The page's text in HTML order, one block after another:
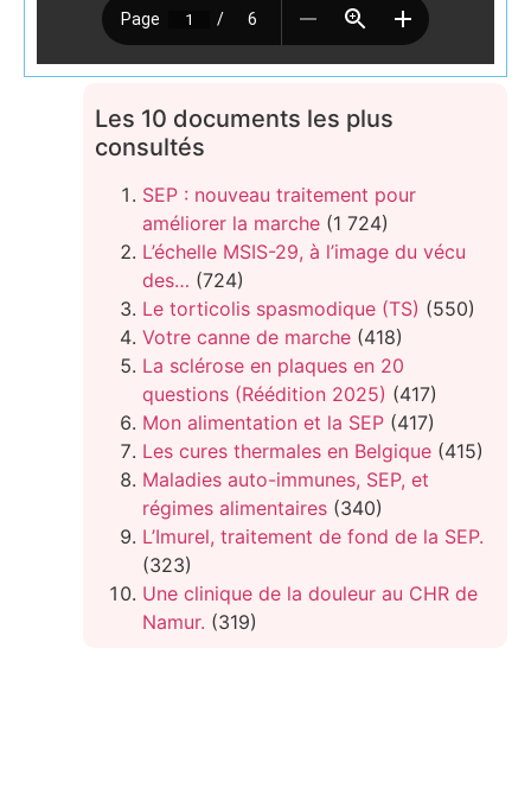
Les 10 documents les plus
consultés
SEP : nouveau traitement pour
améliorer la marche (1 724)
L’échelle MSIS-29, à l’image du vécu
des… (724)
Le torticolis spasmodique (TS) (550)
Votre canne de marche (418)
La sclérose en plaques en 20
questions (Réédition 2025) (417)
Mon alimentation et la SEP (417)
Les cures thermales en Belgique (415)
Maladies auto-immunes, SEP, et
régimes alimentaires (340)
L’Imurel, traitement de fond de la SEP.
(323)
Une clinique de la douleur au CHR de
Namur. (319)